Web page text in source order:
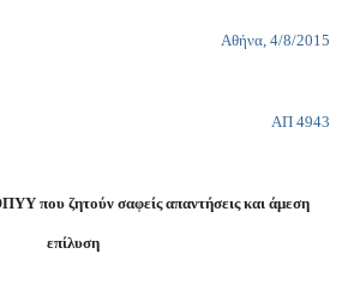
Αθήνα, 4/8/2015
ΑΠ 4943
που ζητούν σαφείς απαντήσεις και άμεση
επίλυση